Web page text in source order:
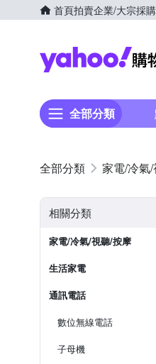
首頁拍賣企業/大宗採
全部分類
家電/冷氣
相關分類
家電/冷氣/視聽/按摩
生活家電
通訊電話
數位無線電話
子母機